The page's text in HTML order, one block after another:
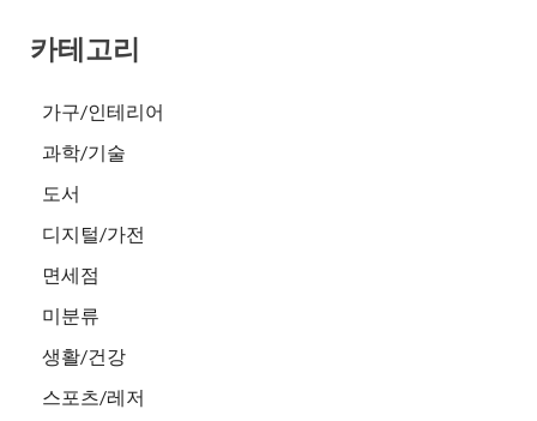
카테고리
가구/인테리어
과학/기술
도서
디지털/가전
면세점
미분류
생활/건강
스포츠/레저